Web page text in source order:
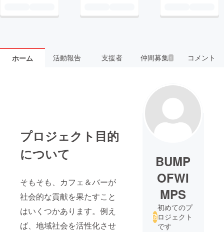
ホーム 活動報告 支援者 仲間募集 1 コメント
プロジェクト目的
について
そもそも、カフェ＆バーが
社会的な貢献を果たすこと
はいくつかあります。例え
ば、地域社会を活性化させ
BUMP
OFWI
MPS
初めてのプ
ロジェクト
です